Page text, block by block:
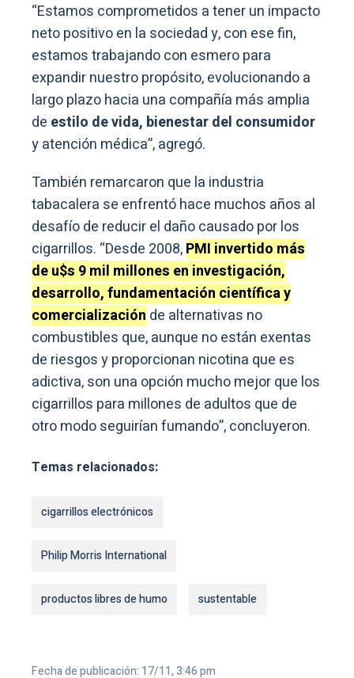
“Estamos comprometidos a tener un impacto
neto positivo en la sociedad y, con ese fin,
estamos trabajando con esmero para
expandir nuestro propósito, evolucionando a
largo plazo hacia una compañía más amplia
de estilo de vida, bienestar del consumidor
y atención médica”, agregó.
También remarcaron que la industria
tabacalera se enfrentó hace muchos años al
desafío de reducir el daño causado por los
cigarrillos. “Desde 2008,PMI invertido más
de u$s 9 mil millones en investigación,
desarrollo, fundamentación científica y
comercialización de alternativas no
combustibles que, aunque no están exentas
de riesgos y proporcionan nicotina que es
adictiva, son una opción mucho mejor que los
cigarrillos para millones de adultos que de
otro modo seguirían fumando”, concluyeron.
Temas relacionados:
cigarrillos electrónicos
Philip Morris International
productos libres de humo sustentable
Fecha de publicación: 17/11, 3:46 pm